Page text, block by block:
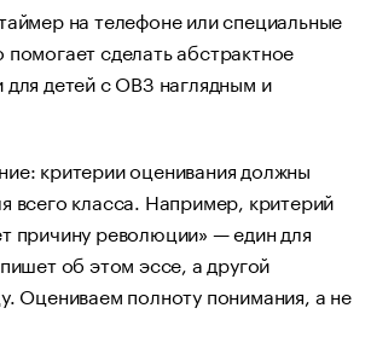
на телефоне или специальные
сделать абстрактное
для детей с ОВЗ наглядным и
критерии оценивания должны
всего класса. Например, критерий
причину революции» — един для
об этом эссе, а другой
Оцениваем полноту понимания, а не